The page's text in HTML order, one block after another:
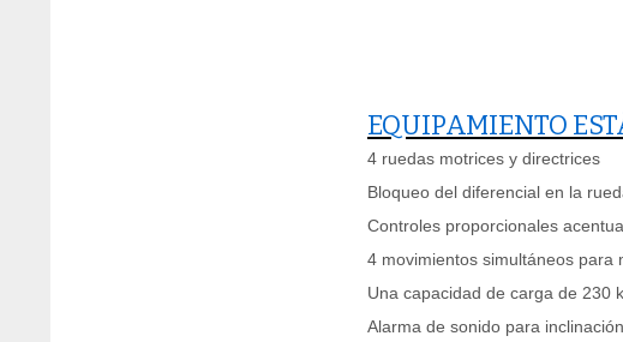
EQUIPAMIENTO
4 ruedas motrices y directrices
Bloqueo del diferencial en la
Controles proporcionales
4 movimientos simultáneos para
Una capacidad de carga de 230
Alarma de sonido para